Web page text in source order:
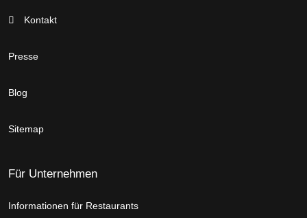
Kontakt
Presse
Blog
Sitemap
Für Unternehmen
Informationen für Restaurants